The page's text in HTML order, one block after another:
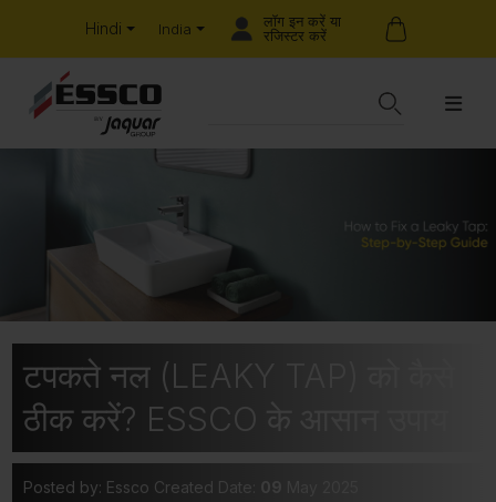
Hindi India
लॉग इन करें या
रजिस्टर करें
टपकते नल (LEAKY TAP) को कैसे
ठीक करें? ESSCO के आसान उपाय
Posted by: Essco Created Date: